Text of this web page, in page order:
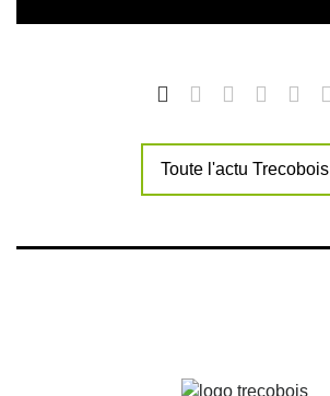
Toute l'actu Trecobois